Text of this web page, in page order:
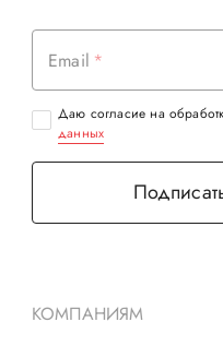
КОМПАНИЯМ
Email
Даю согласие на
данных